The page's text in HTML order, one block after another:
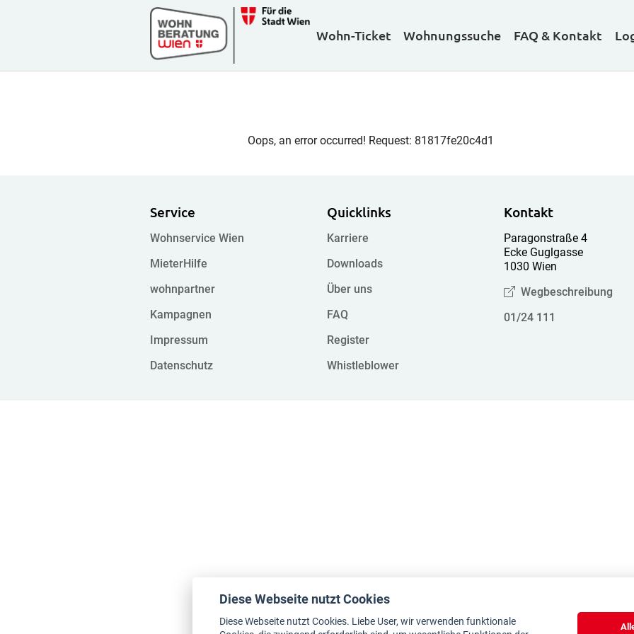
Wohn-Ticket Wohnungssuche FAQ & Kontakt
Oops, an error occurred! Request: 81817fe20c4d1
Service
Wohnservice Wien
MieterHilfe
wohnpartner
Kampagnen
Impressum
Datenschutz
Quicklinks
Karriere
Downloads
Über uns
FAQ
Register
Whistleblower
Kontakt
Paragonstraße 4
Ecke Guglgasse
1030 Wien
Wegbeschreibung
01/24 111
Diese Webseite nutzt Cookies
Diese Webseite nutzt Cookies. Liebe User, wir verwenden funktionale